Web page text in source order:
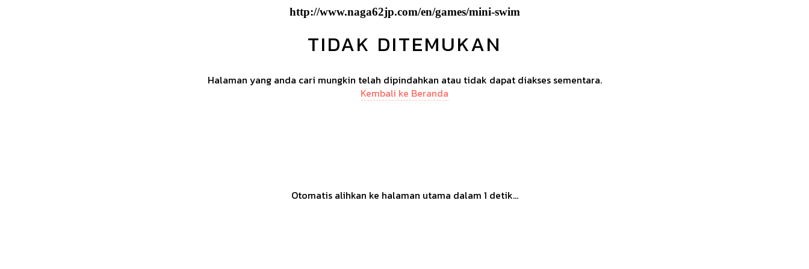
http://www.naga62jp.com/en/games/mini-swim
TIDAK DITEMUKAN
Halaman yang anda cari mungkin telah dipindahkan atau tidak dapat diakses sementara.
Kembali ke Beranda
Otomatis alihkan ke halaman utama dalam 1 detik...